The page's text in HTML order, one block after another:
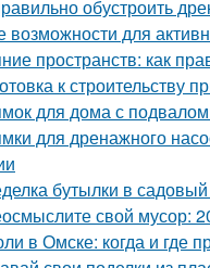
обустроить
возможности для
пространств: как
к строительству
для дома с
для дренажного
бутылки в
свой мусор:
в Омске: когда и где